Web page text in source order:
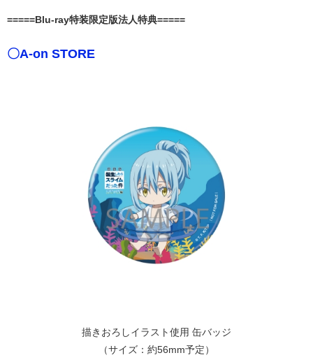
=====Blu-ray特装限定版法人特典=====
〇A-on STORE
描きおろしイラスト使用 缶バッジ
（サイズ：約56mm予定）